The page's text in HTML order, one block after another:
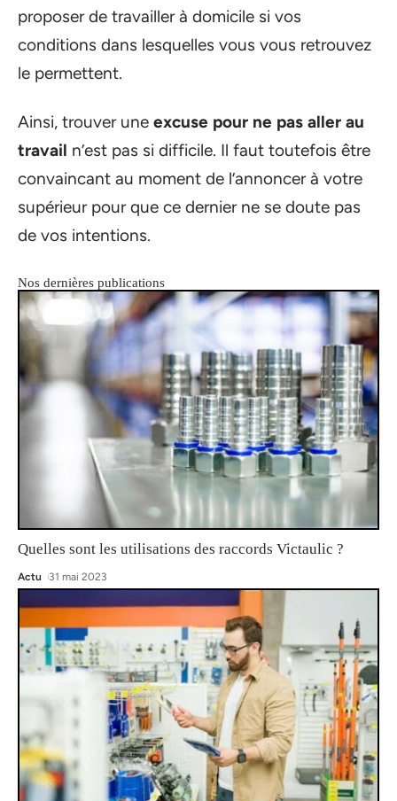
proposer de travailler à domicile si vos
conditions dans lesquelles vous vous retrouvez
le permettent.
Ainsi, trouver une excuse pour ne pas aller au
travail n’est pas si difficile. Il faut toutefois être
convaincant au moment de l’annoncer à votre
supérieur pour que ce dernier ne se doute pas
de vos intentions.
Nos dernières publications
Quelles sont les utilisations des raccords Victaulic ?
Actu 31 mai 2023